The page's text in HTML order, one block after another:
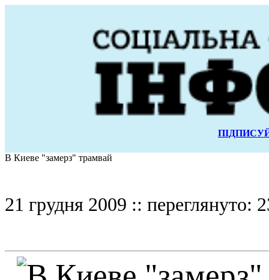
В Киеве "замерз" трамвай
21 грудня 2009 :: переглянуто: